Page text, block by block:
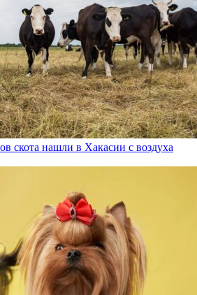
скота нашли в Хакасии с воздуха